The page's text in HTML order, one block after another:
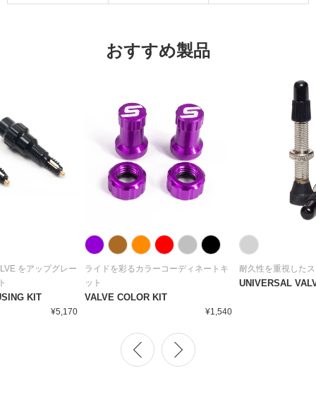
おすすめ製品
をアップグレー
KIT
¥5,170
ライドを彩るカラーコーディネートキ
ット
VALVE COLOR KIT
¥1,540
耐久性を重視した
UNIVERSAL